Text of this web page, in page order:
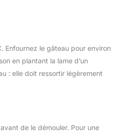
Enfournez le gâteau pour environ
en plantant la lame d’un
: elle doit ressortir légèrement
de le démouler. Pour une